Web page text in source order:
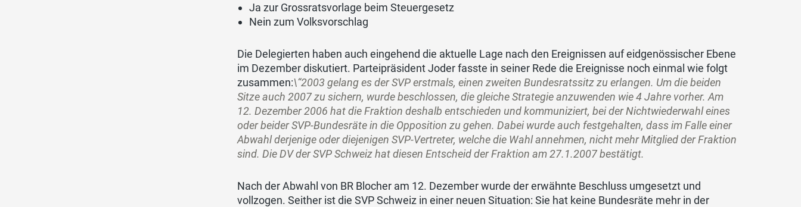
Ja zur Grossratsvorlage beim Steuergesetz
Nein zum Volksvorschlag
Die Delegierten haben auch eingehend die aktuelle Lage nach den Ereignissen auf eidgenössischer Ebene
im Dezember diskutiert. Parteipräsident Joder fasste in seiner Rede die Ereignisse noch einmal wie folgt
zusammen:\“2003 gelang es der SVP erstmals, einen zweiten Bundesratssitz zu erlangen. Um die beiden
Sitze auch 2007 zu sichern, wurde beschlossen, die gleiche Strategie anzuwenden wie 4 Jahre vorher. Am
12. Dezember 2006 hat die Fraktion deshalb entschieden und kommuniziert, bei der Nichtwiederwahl eines
oder beider SVP-Bundesräte in die Opposition zu gehen. Dabei wurde auch festgehalten, dass im Falle einer
Abwahl derjenige oder diejenigen SVP-Vertreter, welche die Wahl annehmen, nicht mehr Mitglied der Fraktion
sind. Die DV der SVP Schweiz hat diesen Entscheid der Fraktion am 27.1.2007 bestätigt.
Nach der Abwahl von BR Blocher am 12. Dezember wurde der erwähnte Beschluss umgesetzt und
vollzogen. Seither ist die SVP Schweiz in einer neuen Situation: Sie hat keine Bundesräte mehr in der